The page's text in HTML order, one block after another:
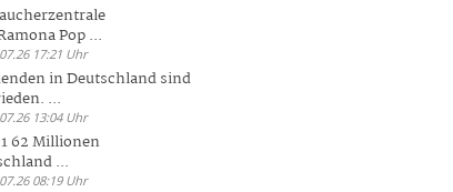
Pop ...
17:21 Uhr
in Deutschland sind
...
13:04 Uhr
62 Millionen
...
08:19 Uhr